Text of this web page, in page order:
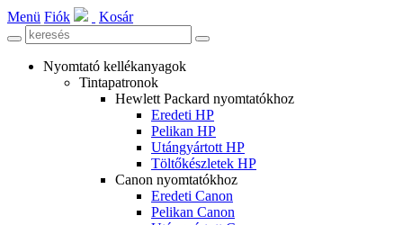
Menü Fiók Kosár
Nyomtató kellékanyagok
Tintapatronok
Hewlett Packard nyomtatókhoz
Eredeti HP
Pelikan HP
Utángyártott HP
Töltőkészletek HP
Canon nyomtatókhoz
Eredeti Canon
Pelikan Canon